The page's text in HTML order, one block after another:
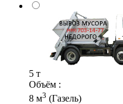
5 т
Объём :
8 м3 (Газель)